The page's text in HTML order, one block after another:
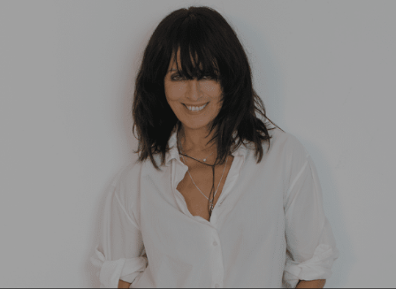
NENA
NENA
Oktober 2027 | Mittwoch |